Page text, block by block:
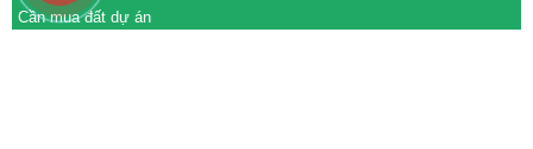
Cần mua đất dự án